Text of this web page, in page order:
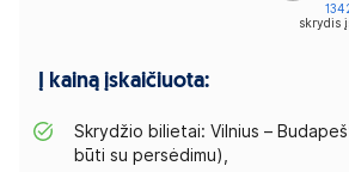
skrydis
Į kainą įskaičiuota:
Skrydžio bilietai: Vilnius –
būti su persėdimu),